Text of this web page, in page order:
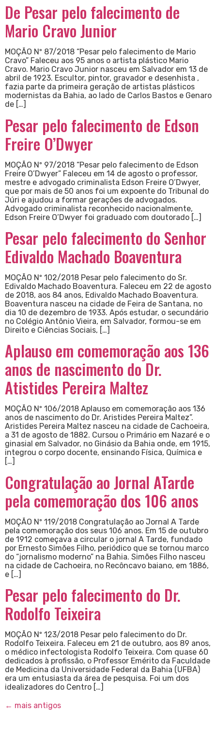
De Pesar pelo falecimento de
Mario Cravo Junior
MOÇÃO Nº 87/2018 “Pesar pelo falecimento de Mario
Cravo” Faleceu aos 95 anos o artista plástico Mario
Cravo. Mario Cravo Junior nasceu em Salvador em 13 de
abril de 1923. Escultor, pintor, gravador e desenhista ,
fazia parte da primeira geração de artistas plásticos
modernistas da Bahia, ao lado de Carlos Bastos e Genaro
de […]
Pesar pelo falecimento de Edson
Freire O’Dwyer
MOÇÃO Nº 97/2018 “Pesar pelo falecimento de Edson
Freire O’Dwyer” Faleceu em 14 de agosto o professor,
mestre e advogado criminalista Edson Freire O’Dwyer,
que por mais de 50 anos foi um expoente do Tribunal do
Júri e ajudou a formar gerações de advogados.
Advogado criminalista reconhecido nacionalmente,
Edson Freire O’Dwyer foi graduado com doutorado […]
Pesar pelo falecimento do Senhor
Edivaldo Machado Boaventura
MOÇÃO Nº 102/2018 Pesar pelo falecimento do Sr.
Edivaldo Machado Boaventura. Faleceu em 22 de agosto
de 2018, aos 84 anos, Edivaldo Machado Boaventura.
Boaventura nasceu na cidade de Feira de Santana, no
dia 10 de dezembro de 1933. Após estudar, o secundário
no Colégio Antônio Vieira, em Salvador, formou-se em
Direito e Ciências Sociais, […]
Aplauso em comemoração aos 136
anos de nascimento do Dr.
Atistides Pereira Maltez
MOÇÃO Nº 106/2018 Aplauso em comemoração aos 136
anos de nascimento do Dr. Aristides Pereira Maltez”.
Aristides Pereira Maltez nasceu na cidade de Cachoeira,
a 31 de agosto de 1882. Cursou o Primário em Nazaré e o
ginasial em Salvador, no Ginásio da Bahia onde, em 1915,
integrou o corpo docente, ensinando Física, Química e
[…]
Congratulação ao Jornal ATarde
pela comemoração dos 106 anos
MOÇÃO Nº 119/2018 Congratulação ao Jornal A Tarde
pela comemoração dos seus 106 anos. Em 15 de outubro
de 1912 começava a circular o jornal A Tarde, fundado
por Ernesto Simões Filho, periódico que se tornou marco
do “jornalismo moderno” na Bahia. Simões Filho nasceu
na cidade de Cachoeira, no Recôncavo baiano, em 1886,
e […]
Pesar pelo falecimento do Dr.
Rodolfo Teixeira
MOÇÃO Nº 123/2018 Pesar pelo falecimento do Dr.
Rodolfo Teixeira. Faleceu em 21 de outubro, aos 89 anos,
o médico infectologista Rodolfo Teixeira. Com quase 60
dedicados à profissão, o Professor Emérito da Faculdade
de Medicina da Universidade Federal da Bahia (UFBA)
era um entusiasta da área de pesquisa. Foi um dos
idealizadores do Centro […]
← mais antigos